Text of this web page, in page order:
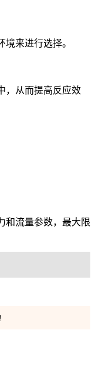
来进行选择。
，从而提高反应效
和流量参数，最大限